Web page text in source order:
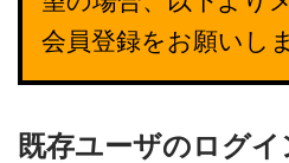
会員登録をお願いし
既存ユーザのログイ